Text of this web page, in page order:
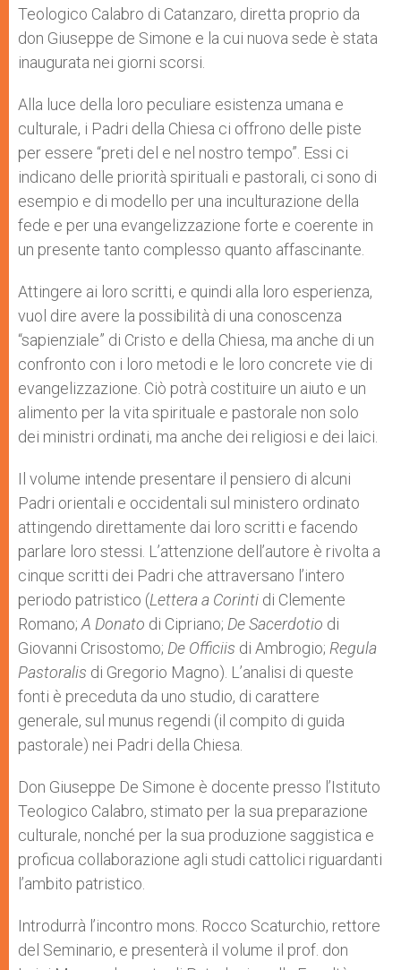
Teologico Calabro di Catanzaro, diretta proprio da
don Giuseppe de Simone e la cui nuova sede è stata
inaugurata nei giorni scorsi.
Alla luce della loro peculiare esistenza umana e
culturale, i Padri della Chiesa ci offrono delle piste
per essere “preti del e nel nostro tempo”. Essi ci
indicano delle priorità spirituali e pastorali, ci sono di
esempio e di modello per una inculturazione della
fede e per una evangelizzazione forte e coerente in
un presente tanto complesso quanto affascinante.
Attingere ai loro scritti, e quindi alla loro esperienza,
vuol dire avere la possibilità di una conoscenza
“sapienziale” di Cristo e della Chiesa, ma anche di un
confronto con i loro metodi e le loro concrete vie di
evangelizzazione. Ciò potrà costituire un aiuto e un
alimento per la vita spirituale e pastorale non solo
dei ministri ordinati, ma anche dei religiosi e dei laici.
Il volume intende presentare il pensiero di alcuni
Padri orientali e occidentali sul ministero ordinato
attingendo direttamente dai loro scritti e facendo
parlare loro stessi. L’attenzione dell’autore è rivolta a
cinque scritti dei Padri che attraversano l’intero
periodo patristico (Lettera a Corinti di Clemente
Romano; A Donato di Cipriano; De Sacerdotio di
Giovanni Crisostomo; De Officiis di Ambrogio; Regula
Pastoralis di Gregorio Magno). L’analisi di queste
fonti è preceduta da uno studio, di carattere
generale, sul munus regendi (il compito di guida
pastorale) nei Padri della Chiesa.
Don Giuseppe De Simone è docente presso l’Istituto
Teologico Calabro, stimato per la sua preparazione
culturale, nonché per la sua produzione saggistica e
proficua collaborazione agli studi cattolici riguardanti
l’ambito patristico.
Introdurrà l’incontro mons. Rocco Scaturchio, rettore
del Seminario, e presenterà il volume il prof. don